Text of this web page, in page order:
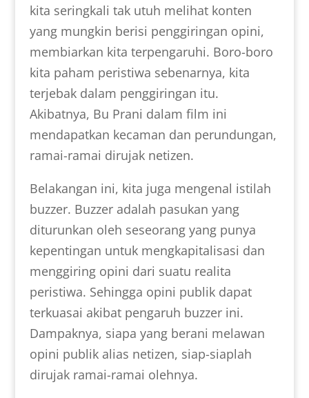
kita seringkali tak utuh melihat konten
yang mungkin berisi penggiringan opini,
membiarkan kita terpengaruhi. Boro-boro
kita paham peristiwa sebenarnya, kita
terjebak dalam penggiringan itu.
Akibatnya, Bu Prani dalam film ini
mendapatkan kecaman dan perundungan,
ramai-ramai dirujak netizen.
Belakangan ini, kita juga mengenal istilah
buzzer. Buzzer adalah pasukan yang
diturunkan oleh seseorang yang punya
kepentingan untuk mengkapitalisasi dan
menggiring opini dari suatu realita
peristiwa. Sehingga opini publik dapat
terkuasai akibat pengaruh buzzer ini.
Dampaknya, siapa yang berani melawan
opini publik alias netizen, siap-siaplah
dirujak ramai-ramai olehnya.